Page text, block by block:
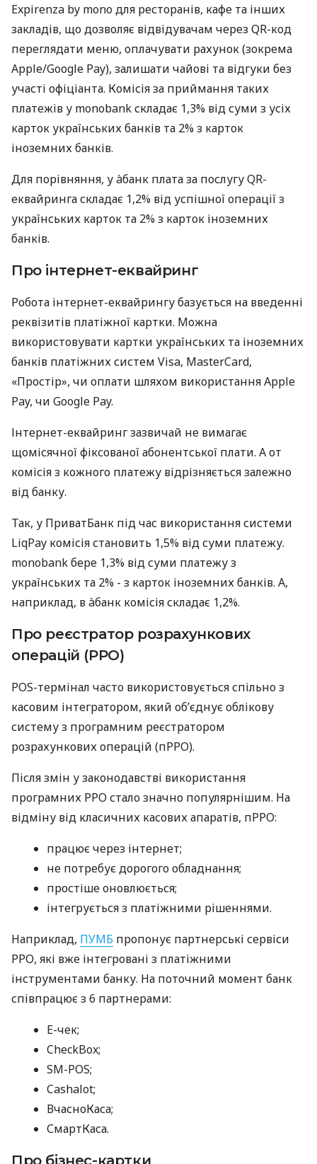
Expirenza by mono для ресторанів, кафе та інших
закладів, що дозволяє відвідувачам через QR-код
переглядати меню, оплачувати рахунок (зокрема
Apple/Google Pay), залишати чайові та відгуки без
участі офіціанта. Комісія за приймання таких
платежів у monobank складає 1,3% від суми з усіх
карток українських банків та 2% з карток
іноземних банків.
Для порівняння, у àбанк плата за послугу QR-
еквайринга складає 1,2% від успішної операції з
українських карток та 2% з карток іноземних
банків.
Про інтернет-еквайринг
Робота інтернет-еквайрингу базується на введенні
реквізитів платіжної картки. Можна
використовувати картки українських та іноземних
банків платіжних систем Visa, MasterCard,
«Простір», чи оплати шляхом використання Apple
Pay, чи Google Pay.
Інтернет-еквайринг зазвичай не вимагає
щомісячної фіксованої абонентської плати. А от
комісія з кожного платежу відрізняється залежно
від банку.
Так, у ПриватБанк під час використання системи
LiqPay комісія становить 1,5% від суми платежу.
monobank бере 1,3% від суми платежу з
українських та 2% - з карток іноземних банків. А,
наприклад, в àбанк комісія складає 1,2%.
Про реєстратор розрахункових
операцій (РРО)
POS-термінал часто використовується спільно з
касовим інтегратором, який об’єднує облікову
систему з програмним реєстратором
розрахункових операцій (пРРО).
Після змін у законодавстві використання
програмних РРО стало значно популярнішим. На
відміну від класичних касових апаратів, пРРО:
працює через інтернет;
не потребує дорогого обладнання;
простіше оновлюється;
інтегрується з платіжними рішеннями.
Наприклад, ПУМБ пропонує партнерські сервіси
РРО, які вже інтегровані з платіжними
інструментами банку. На поточний момент банк
співпрацює з 6 партнерами:
E-чек;
CheckBox;
SM-POS;
Cashalot;
ВчасноКаса;
СмартКаса.
Про бізнес-картки